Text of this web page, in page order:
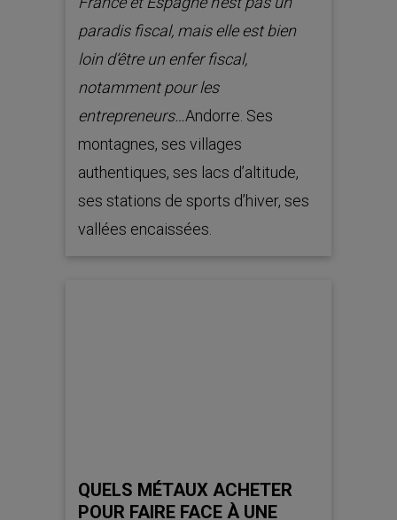
paradis fiscal, mais elle est bien
loin d’être un enfer fiscal,
notamment pour les
entrepreneurs…Andorre. Ses
montagnes, ses villages
authentiques, ses lacs d’altitude,
ses stations de sports d’hiver, ses
vallées encaissées.
QUELS MÉTAUX ACHETER
POUR FAIRE FACE À UNE